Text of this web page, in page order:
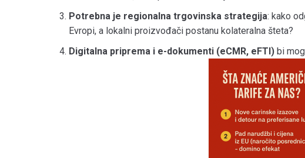
Potrebna je regionalna trgovinska strategija: kako
Evropi, a lokalni proizvođači postanu kolateralna šteta?
Digitalna priprema i e-dokumenti (eCMR, eFTI) bi